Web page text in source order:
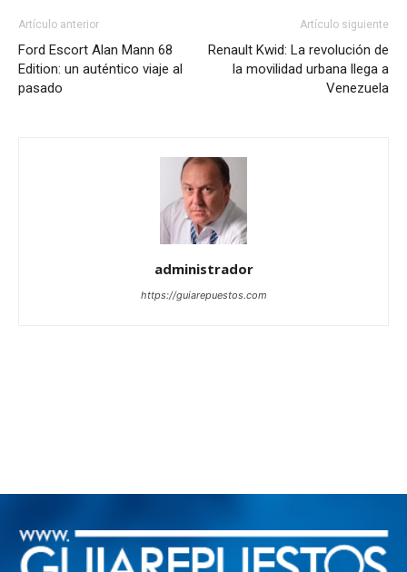
Artículo anterior
Ford Escort Alan Mann 68
Edition: un auténtico viaje al
pasado
Artículo siguiente
Renault Kwid: La revolución de
la movilidad urbana llega a
Venezuela
administrador
https://guiarepuestos.com